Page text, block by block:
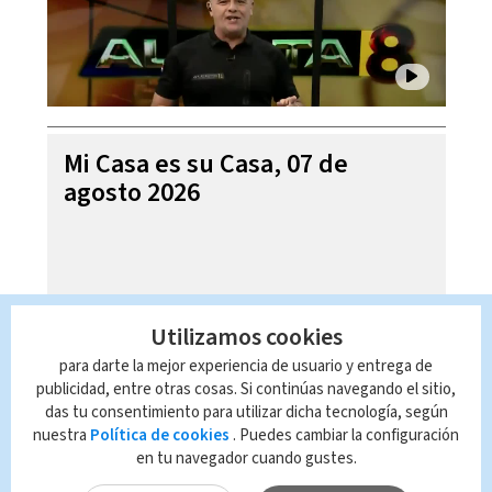
Mi Casa es su Casa, 07 de
agosto 2026
Utilizamos cookies
para darte la mejor experiencia de usuario y entrega de
publicidad, entre otras cosas. Si continúas navegando el sitio,
das tu consentimiento para utilizar dicha tecnología, según
nuestra Política de cookies . Puedes cambiar la configuración
en tu navegador cuando gustes.